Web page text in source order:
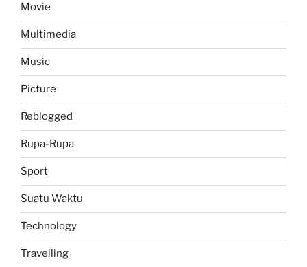
Movie
Multimedia
Music
Picture
Reblogged
Rupa-Rupa
Sport
Suatu Waktu
Technology
Travelling